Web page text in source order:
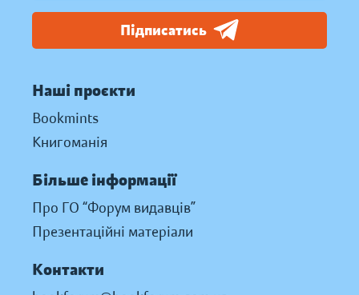
Підписатись
Наші проєкти
Bookmints
Книгоманія
Більше інформації
Про ГО “Форум видавців”
Презентаційні матеріали
Контакти